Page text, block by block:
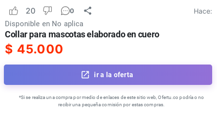
20 0 Hace:
Disponible en No aplica
Collar para mascotas elaborado en cuero
$ 45.000
ir a la oferta
*Si se realiza una compra por medio de enlaces de este sitio web, Ofertu.co podría o no
recibir una pequeña comisión por estas compras.